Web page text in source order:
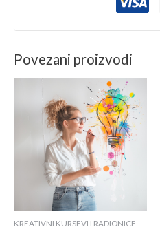
Povezani proizvodi
KREATIVNI KURSEVI I RADIONICE